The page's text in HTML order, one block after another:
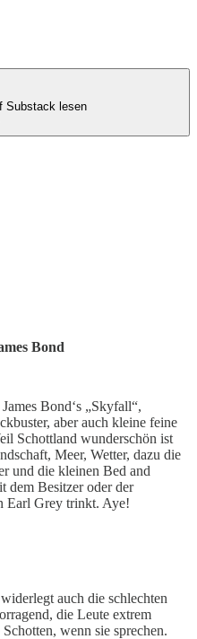
Substack lesen
Bond
Bond‘s „Skyfall“,
aber auch kleine feine
Schottland wunderschön ist
Meer, Wetter, dazu die
und die kleinen Bed and
dem Besitzer oder der
Earl Grey trinkt. Aye!
auch die schlechten
die Leute extrem
wenn sie sprechen.